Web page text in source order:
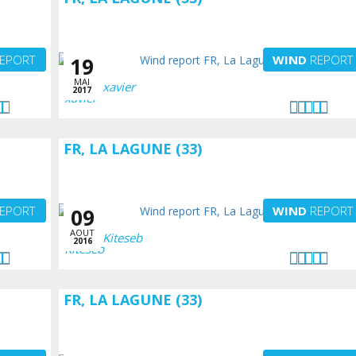
19
MAI
2017
WIND REPORT
xavier
FR, LA LAGUNE (33)
09
AOUT
2016
WIND REPORT
Kiteseb
FR, LA LAGUNE (33)